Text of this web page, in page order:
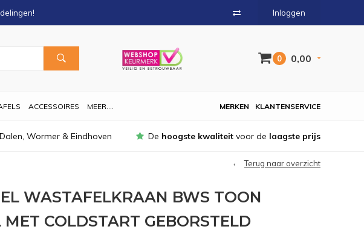
Inloggen
0 0,00
ACCESSOIRES MEER.... KLANTENSERVICE
MERKEN
Wormer & Eindhoven De hoogste kwaliteit voor de laagste prijs
Terug naar overzicht
WASTAFELKRAAN BWS TOON
MET COLDSTART GEBORSTELD